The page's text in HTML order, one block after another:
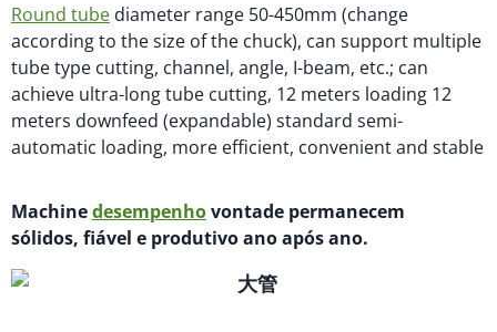
Round tube diameter range 50-450mm (change
according to the size of the chuck), can support multiple
tube type cutting, channel, angle, I-beam, etc.; can
achieve ultra-long tube cutting, 12 meters loading 12
meters downfeed (expandable) standard semi-
automatic loading, more efficient, convenient and stable
Machinedesempenhovontade permanecem
sólidos, fiável e produtivo ano após ano.